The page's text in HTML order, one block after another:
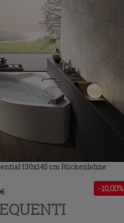
130x145 cm Rückenlehne
€ -10,00%